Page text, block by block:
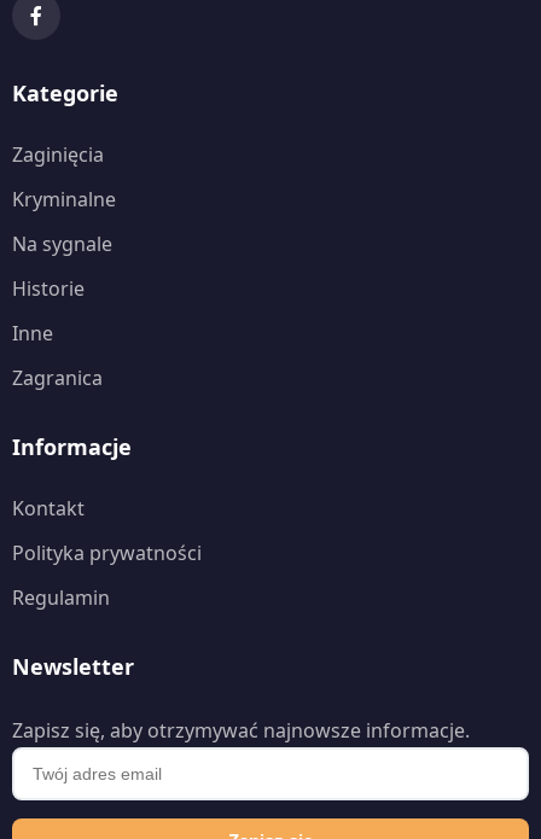
Kategorie
Zaginięcia
Kryminalne
Na sygnale
Historie
Inne
Zagranica
Informacje
Kontakt
Polityka prywatności
Regulamin
Newsletter
Zapisz się, aby otrzymywać najnowsze informacje.